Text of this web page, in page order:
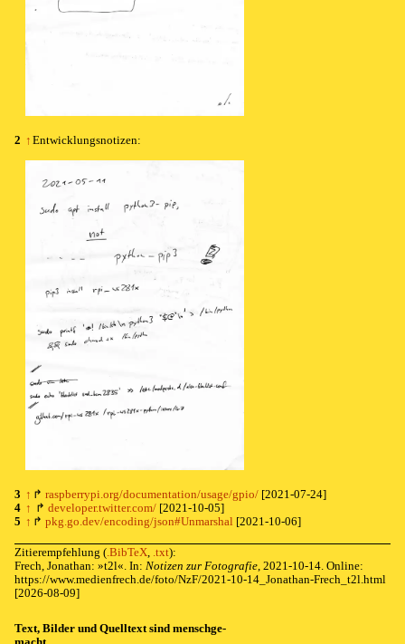
2 ↑ Ent­wick­lungs­no­ti­zen:
3 ↑ ↱ raspberrypi. org/documentation/usage/gpio/ [2021-07-24]
4 ↑ ↱ developer.twitter.com/ [2021-10-05]
5 ↑ ↱ pkg. go. dev/encoding/json#Unmarshal [2021-10-06]
Zitierempfehlung (.BibTeX, .txt):
Frech, Jonathan: »t2l«. In: Notizen zur Fotografie, 2021-10-14. Online:
https://www.medienfrech.de/foto/NzF/2021-10-14_ Jonathan-Frech_ t2l.html
[2026-08-09]
Text, Bil­der und Quelltext sind mensch­ge­